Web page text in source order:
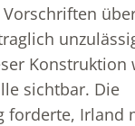
Vorschriften
Konstruktion
sichtbar. Die
forderte, Irland